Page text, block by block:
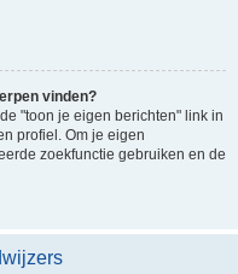
vinden?
"toon je eigen berichten" link in
profiel. Om je eigen
zoekfunctie gebruiken en de